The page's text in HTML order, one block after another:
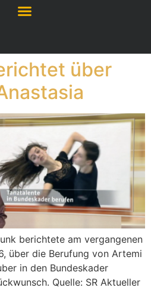
über
berichtete am vergangenen
über die Berufung von Artemi
in den Bundeskader
Quelle: SR Aktueller